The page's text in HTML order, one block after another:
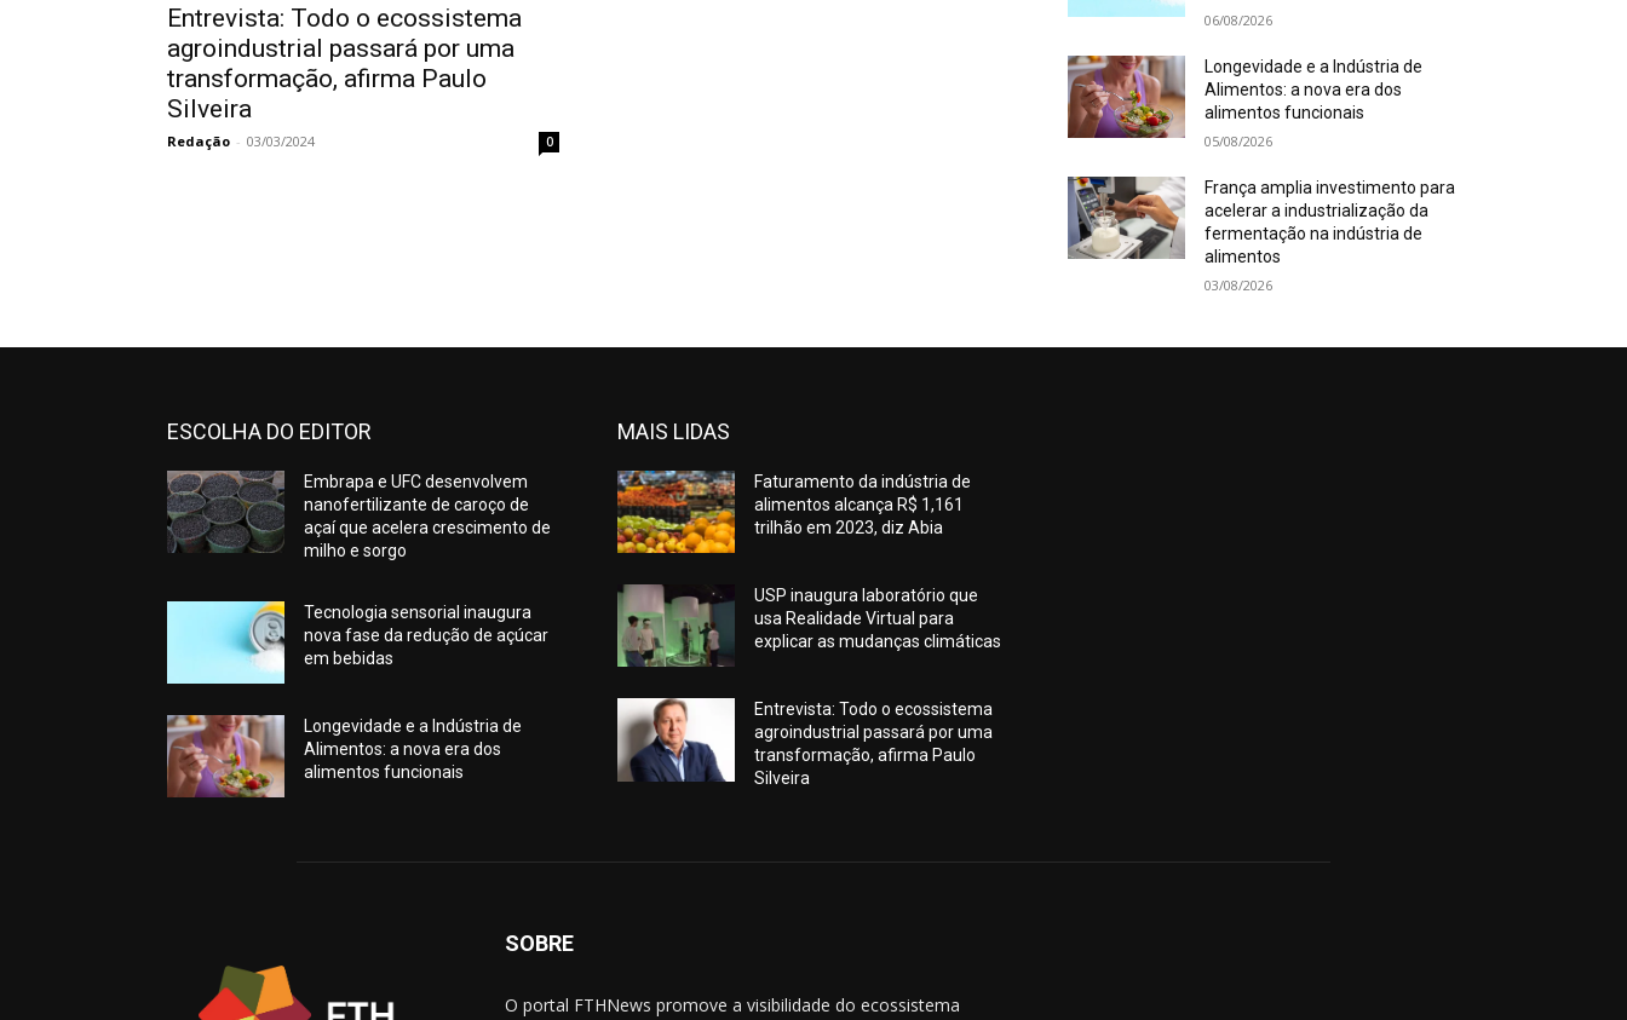
Entrevista: Todo o ecossistema
agroindustrial passará por uma
transformação, afirma Paulo
Silveira
Redação - 03/03/2024 0
06/08/2026
Longevidade e a Indústria de
Alimentos: a nova era dos
alimentos funcionais
05/08/2026
França amplia investimento para
acelerar a industrialização da
fermentação na indústria de
alimentos
03/08/2026
ESCOLHA DO EDITOR
Embrapa e UFC desenvolvem
nanofertilizante de caroço de
açaí que acelera crescimento de
milho e sorgo
Tecnologia sensorial inaugura
nova fase da redução de açúcar
em bebidas
Longevidade e a Indústria de
Alimentos: a nova era dos
alimentos funcionais
MAIS LIDAS
Faturamento da indústria de
alimentos alcança R$ 1,161
trilhão em 2023, diz Abia
USP inaugura laboratório que
usa Realidade Virtual para
explicar as mudanças climáticas
Entrevista: Todo o ecossistema
agroindustrial passará por uma
transformação, afirma Paulo
Silveira
SOBRE
O portal FTHNews promove a visibilidade do ecossistema